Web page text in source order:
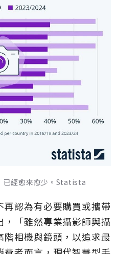
已經愈來愈少。Statista
再認為有必要購買或攜帶
「雖然專業攝影師與攝
相機與鏡頭，以追求最